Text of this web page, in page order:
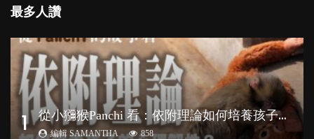
最多人讚
1 從
小獼猴Panchi 看：依附理論如何培養孩子心理韌性？
編輯 SAMANTHA 858